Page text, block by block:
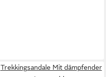
Trekkingsandale Mit dämpfender